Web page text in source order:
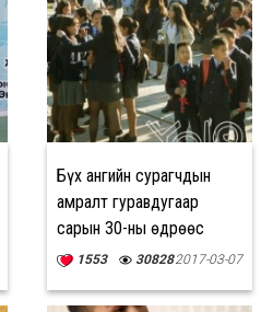
Бүх ангийн сурагчдын
амралт гуравдугаар
сарын 30-ны өдрөөс
эхэлнэ
1553 308282017-03-07